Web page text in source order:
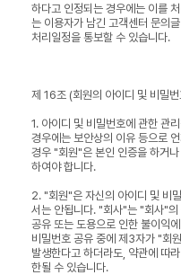
하다고 인정되는 경우에는 이를
는 이용자가 남긴 고객센터 문의
처리일정을 통보할 수 있습니다.
제 16조 (회원의 아이디 및 비밀
1. 아이디 및 비밀번호에 관한 관
경우에는 보안상의 이유 등으로
경우 "회원"은 본인 인증을 하거
하여야 합니다.
2. "회원"은 자신의 아이디 및 비
서는 안됩니다. "회사"는 "회사"
공유 또는 도용으로 인한 불이익
비밀번호 공유 중에 제3자가 "회
발생한다고 하더라도, 약관에 따
한될 수 있습니다.